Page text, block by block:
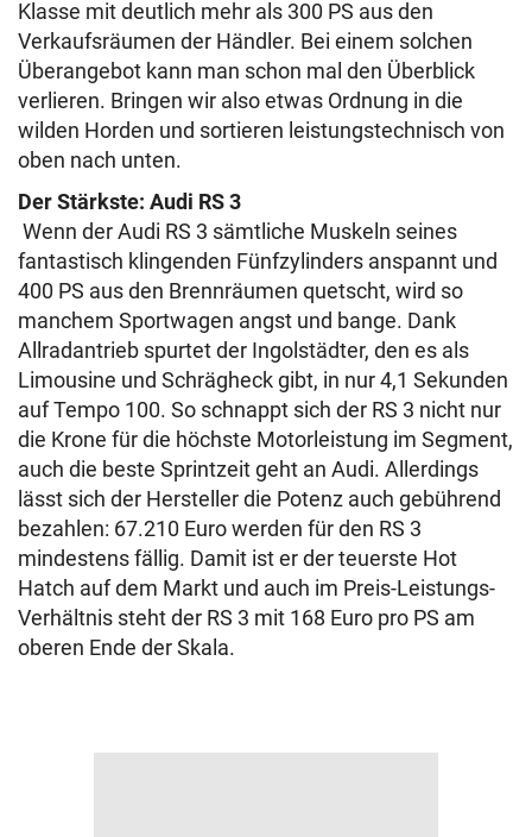
Klasse mit deutlich mehr als 300 PS aus den
Verkaufsräumen der Händler. Bei einem solchen
Überangebot kann man schon mal den Überblick
verlieren. Bringen wir also etwas Ordnung in die
wilden Horden und sortieren leistungstechnisch von
oben nach unten.
Der Stärkste: Audi RS 3
Wenn der Audi RS 3 sämtliche Muskeln seines
fantastisch klingenden Fünfzylinders anspannt und
400 PS aus den Brennräumen quetscht, wird so
manchem Sportwagen angst und bange. Dank
Allradantrieb spurtet der Ingolstädter, den es als
Limousine und Schrägheck gibt, in nur 4,1 Sekunden
auf Tempo 100. So schnappt sich der RS 3 nicht nur
die Krone für die höchste Motorleistung im Segment,
auch die beste Sprintzeit geht an Audi. Allerdings
lässt sich der Hersteller die Potenz auch gebührend
bezahlen: 67.210 Euro werden für den RS 3
mindestens fällig. Damit ist er der teuerste Hot
Hatch auf dem Markt und auch im Preis-Leistungs-
Verhältnis steht der RS 3 mit 168 Euro pro PS am
oberen Ende der Skala.